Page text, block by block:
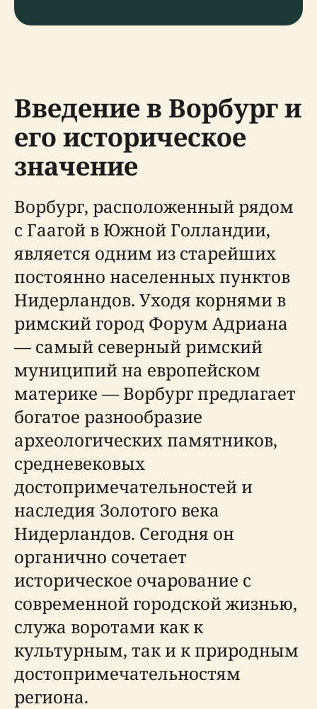
Введение в Ворбург и
его историческое
значение
Ворбург, расположенный рядом
с Гаагой в Южной Голландии,
является одним из старейших
постоянно населенных пунктов
Нидерландов. Уходя корнями в
римский город Форум Адриана
— самый северный римский
муниципий на европейском
материке — Ворбург предлагает
богатое разнообразие
археологических памятников,
средневековых
достопримечательностей и
наследия Золотого века
Нидерландов. Сегодня он
органично сочетает
историческое очарование с
современной городской жизнью,
служа воротами как к
культурным, так и к природным
достопримечательностям
региона.